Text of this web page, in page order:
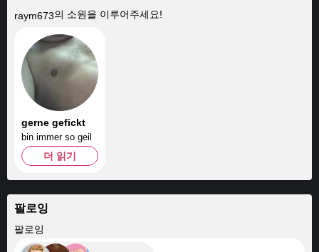
raym673의 소원을 이루어주세요!
gerne gefickt
bin immer so geil
더 읽기
팔로잉
팔로잉